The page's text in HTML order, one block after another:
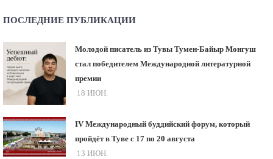
ПОСЛЕДНИЕ ПУБЛИКАЦИИ
Молодой писатель из Тувы Тумен-Байыр Монгуш
стал победителем Международной литературной
премии
18 ИЮН.
IV Международный буддийский форум, который
пройдёт в Туве с 17 по 20 августа
13 ИЮН.